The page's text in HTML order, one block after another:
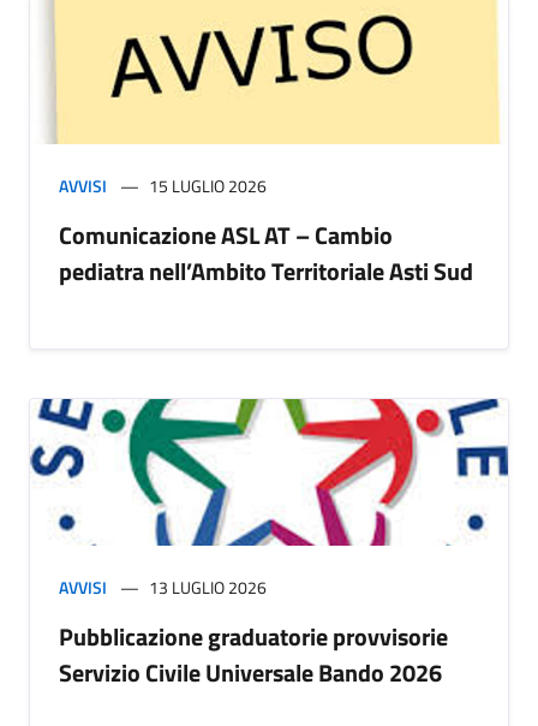
AVVISI 15 LUGLIO 2026
Comunicazione ASL AT – Cambio
pediatra nell’Ambito Territoriale Asti Sud
AVVISI 13 LUGLIO 2026
Pubblicazione graduatorie provvisorie
Servizio Civile Universale Bando 2026